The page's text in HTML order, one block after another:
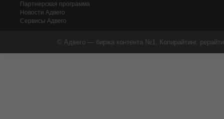
Партнерская программа
Новости Адвего
Сервисы Адвего
© Адвего — биржа контента №1. Копирайтинг,